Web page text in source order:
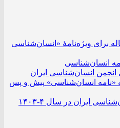
برای ویژه‌نامۀ «انسان‌شناسی
انسان‌شناسی ایران
«نامه انسان‌شناسی» پیش و پس
ایران در سال ۴-۱۴۰۳